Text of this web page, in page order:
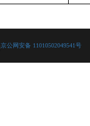
京公网安备 11010502049541号